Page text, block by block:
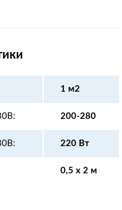
1 м2
200-280
220 Вт
0,5 x 2 м